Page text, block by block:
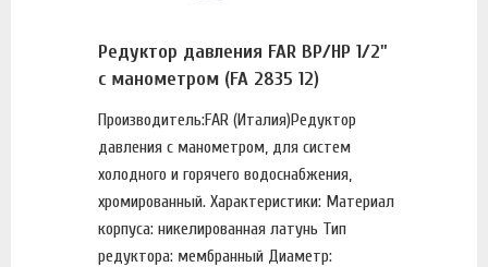
Редуктор давления FAR ВР/НР 1/2"
с манометром (FA 2835 12)
Производитель:FAR (Италия)Редуктор
давления с манометром, для систем
холодного и горячего водоснабжения,
хромированный. Характеристики: Материал
корпуса: никелированная латунь Тип
редуктора: мембранный Диаметр: